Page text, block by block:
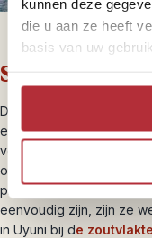
kunnen deze
die u aan ze heeft
basis van uw
Smart hotels
Dit zijn simpele, maar
een eigen kamer met
verder weinig sfeer. Wij
omdat er vaak geen
prijs/
eenvoudig zijn, zijn ze
in Uyuni bij de